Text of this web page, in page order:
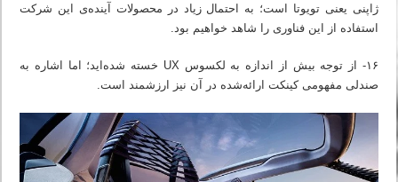
ژاپنی یعنی تویوتا است؛ به احتمال زیاد در محصولات آینده‌ی این شرکت
استفاده از این فناوری را شاهد خواهیم بود.
۱۶- از توجه بیش از اندازه به لکسوس UX خسته شده‌اید؛ اما اشاره به
صندلی مفهومی کینکت ارائه‌شده در آن نیز ارزشمند است.